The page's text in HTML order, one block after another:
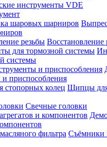
инструменты VDE
Восстановление
системы
приспособления
Щипцы
Свечные головки
Съёмники